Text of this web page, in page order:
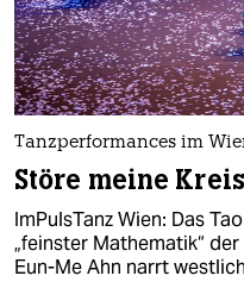
nord
wahrheit
verlag
verlag
veranstaltungen
Tanzperformances im
Störe meine
ImPulsTanz Wien: Das
„feinster Mathematik“
Eun-Me Ahn narrt